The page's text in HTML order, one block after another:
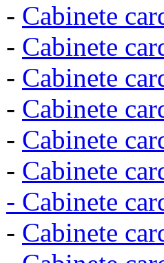
- Cabinete
- Cabinete
- Cabinete
- Cabinete
- Cabinete
- Cabinete
- Cabinete
- Cabinete